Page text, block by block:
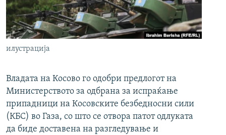
илустрација
Владата на Косово го одобри предлогот на
Министерството за одбрана за испраќање
припадници на Косовските безбедносни сили
(КБС) во Газа, со што се отвора патот одлуката
да биде доставена на разгледување и